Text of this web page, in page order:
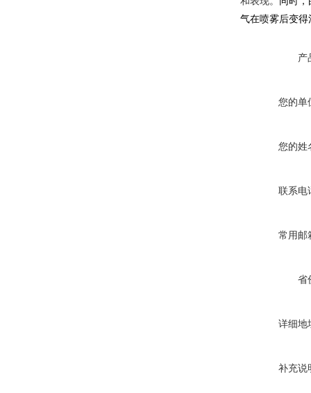
气在喷雾后变
产
您的单
您的姓
联系电
常用邮
省
详细地
补充说